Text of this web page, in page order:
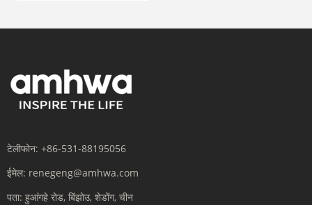
टेलीफोन: +86-531-88195056
ईमेल: renegeng@amhwa.com
पता: हुआंगहे रोड, बिंझोउ, शेडोंग, चीन